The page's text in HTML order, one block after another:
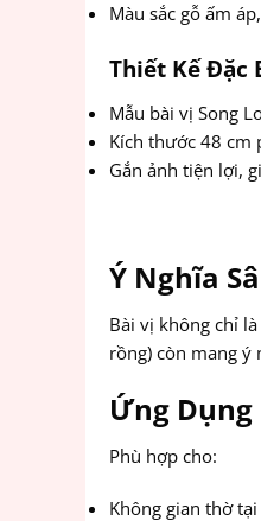
Màu sắc gỗ ấm
Thiết Kế Đặc
Mẫu bài vị Song
Kích thước 48 cm
Gắn ảnh tiện lợi,
Ý Nghĩa
Bài vị không chỉ
rồng) còn mang
Ứng
Phù hợp cho:
Không gian thờ